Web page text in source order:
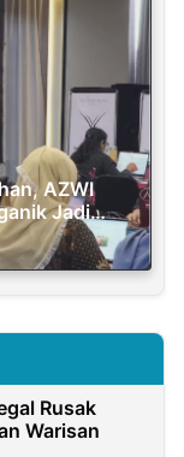
AZWI
Jadi
Rusak
Warisan